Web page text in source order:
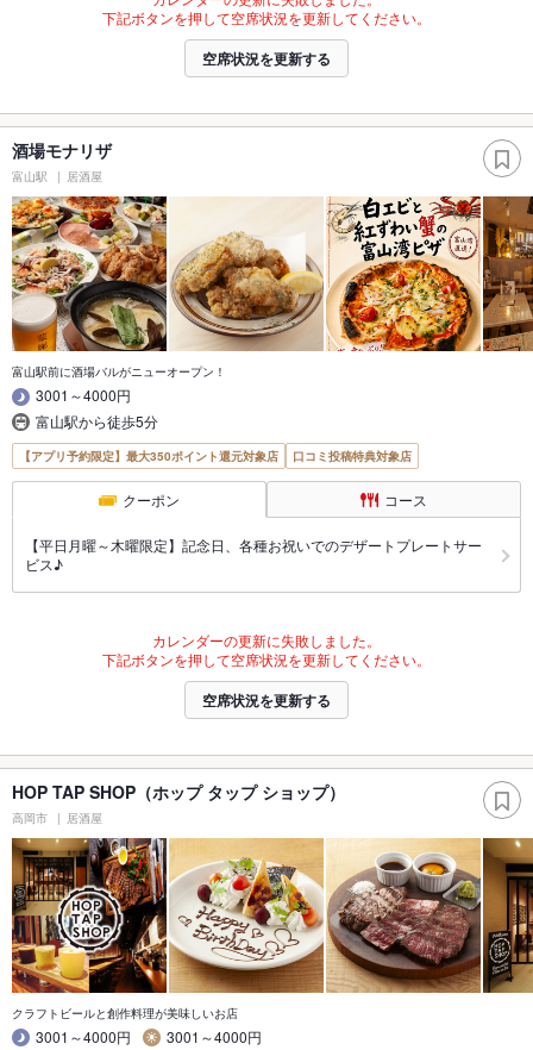
下記ボタンを押して空席状況を更新してください。
空席状況を更新する
酒場モナリザ
富山駅 居酒屋
富山駅前に酒場バルがニューオープン！
3001～4000円
富山駅から徒歩5分
【アプリ予約限定】最大350ポイント還元対象店 口コミ投稿特典対象店
クーポン コース
【平日月曜～木曜限定】記念日、各種お祝いでのデザートプレートサー
ビス♪
カレンダーの更新に失敗しました。
下記ボタンを押して空席状況を更新してください。
空席状況を更新する
HOP TAP SHOP（ホップ タップ ショップ）
高岡市 居酒屋
クラフトビールと創作料理が美味しいお店
3001～4000円
3001～4000円